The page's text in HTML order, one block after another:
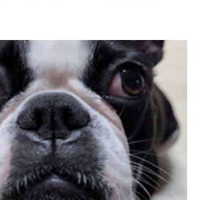
틀, 바텀으로 나뉘는데 저처럼 처음 키워보
면 그대로 좋은 무늬의 새잎이 나오는 데 반해
에서 나오는 새잎에 무늬에 따라서 모체 무늬
문이에요. 그리고 몬스테라 알보 탑, 바텀은
. 특히 미들 삽수의 경우는 성장이 제일 느린편
몬스테라 알보 중에서 가장 거래가 많은 게